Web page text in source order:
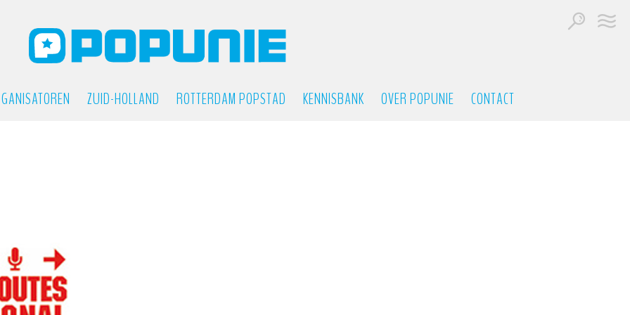
ZUID-HOLLAND ROTTERDAM POPSTAD KENNISBANK OVER POPUNIE CONTACT